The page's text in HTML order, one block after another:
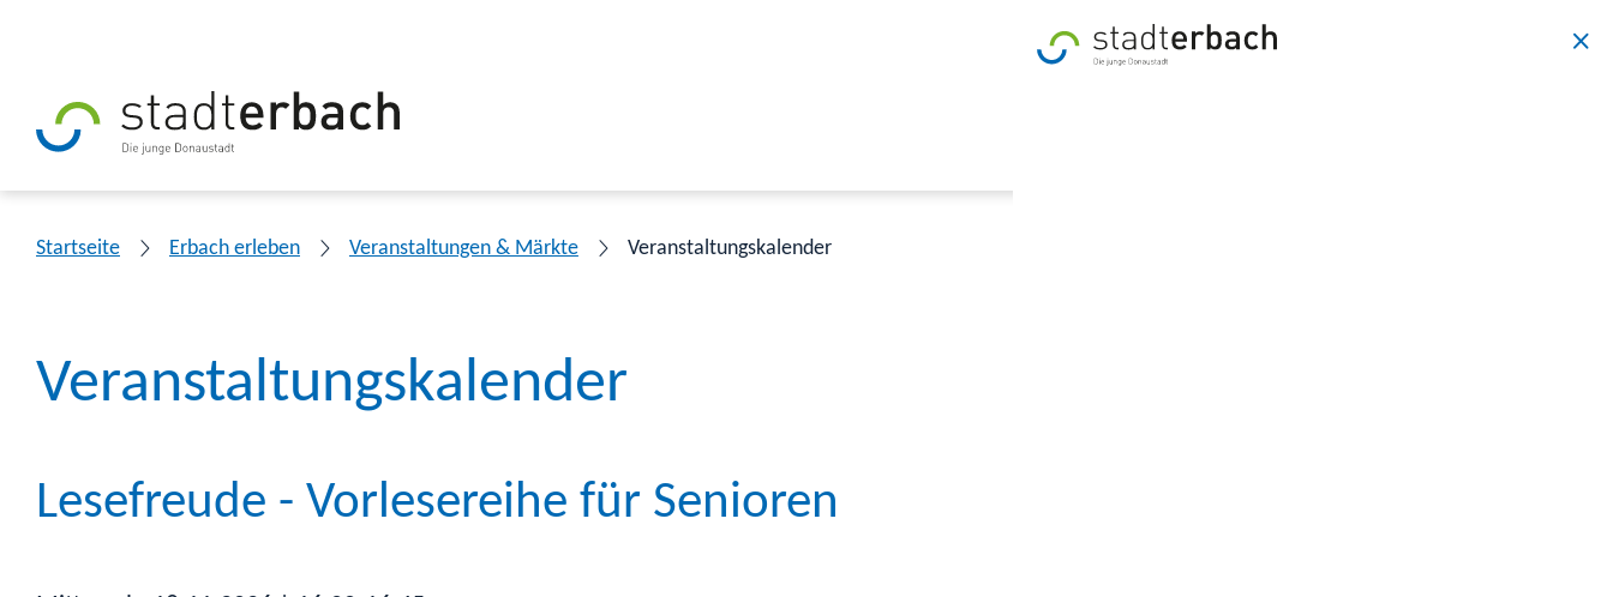
Startseite Erbach erleben Veranstaltungen & Märkte Veranstaltungskalender
Veranstaltungskalender
Lesefreude - Vorlesereihe für Senioren